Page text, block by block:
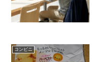
コンビニ